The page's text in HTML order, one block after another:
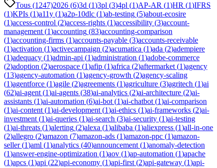
Tous (1247)2026 (6)3d (1)3pl (3)4pl (1)AP-AR (1)HR (1)IFRS
(1)KPIs (1)a11y (1)a2p-10dlc (1)ab-testing (5)about-ecosire
(1)access-control (2)access-rights (1)accessibility (3)account-
management (1)accounting (83)accounting-comparison
(1)accounting-firms (1)accounts-payable (3)accounts-receivable
(1)activation (1)activecampaign (2)acumatica (1)ada (2)adempiere
(1)adequacy (1)admin-api (1)administration (1)adobe-commerce
(2)adoption (2)aerospace (1)afip (1)africa (2)aftermarket (1)agency
(13)agency-automation (1)agency-growth (2)agency-scaling
(1)agentforce (1)agile (2)agreements (1)agriculture (3)agritech (1)ai
(62)ai-agent (1)ai-agents (38)ai-analytics (2)ai-architecture (2)ai-
assistants (1)ai-automation (6)ai-bot (1)ai-chatbot (1)ai-comparison
(1)ai-content (1)ai-development (1)ai-ethics (1)ai-frameworks (2)ai-
investment (1)ai-queries (1)ai-search (3)ai-security (1)ai-testing
(1)ai-threats (1)alerting (2)alexa (1)alibaba (1)aliexpress (1)all-in-one
(2)allegro (2)amazon (7)amazon-ads (1)amazon-ppc (1)amazon-
seller(1)aml (1)analytics (40)announcement (1)anomaly-detection
(1)answer-engine-optimization (1)aov (1)ap-automation (1)apache
(1)apcs (1)api (22)api-economy (1)api-first (2)api-gateway (1)api-